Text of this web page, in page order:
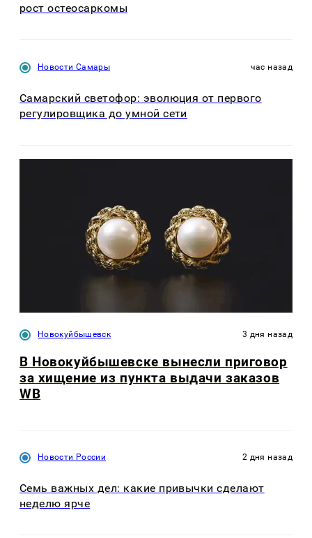
рост остеосаркомы
Новости Самары час назад
Самарский светофор: эволюция от первого
регулировщика до умной сети
Новокуйбышевск 3 дня назад
В Новокуйбышевске вынесли приговор
за хищение из пункта выдачи заказов
WB
Новости России 2 дня назад
Семь важных дел: какие привычки сделают
неделю ярче